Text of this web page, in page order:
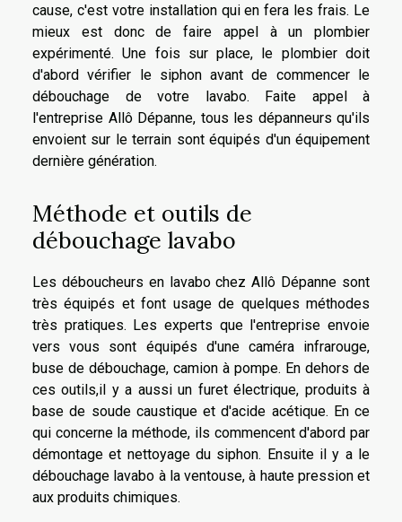
cause, c'est votre installation qui en fera les frais. Le
mieux est donc de faire appel à un plombier
expérimenté. Une fois sur place, le plombier doit
d'abord vérifier le siphon avant de commencer le
débouchage de votre lavabo. Faite appel à
l'entreprise Allô Dépanne, tous les dépanneurs qu'ils
envoient sur le terrain sont équipés d'un équipement
dernière génération.
Méthode et outils de
débouchage lavabo
Les déboucheurs en lavabo chez Allô Dépanne sont
très équipés et font usage de quelques méthodes
très pratiques. Les experts que l'entreprise envoie
vers vous sont équipés d'une caméra infrarouge,
buse de débouchage, camion à pompe. En dehors de
ces outils,il y a aussi un furet électrique, produits à
base de soude caustique et d'acide acétique. En ce
qui concerne la méthode, ils commencent d'abord par
démontage et nettoyage du siphon. Ensuite il y a le
débouchage lavabo à la ventouse, à haute pression et
aux produits chimiques.